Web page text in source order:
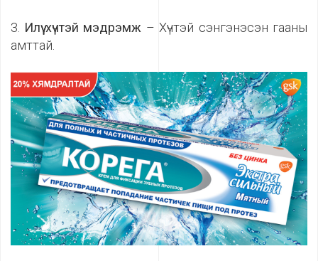
3. Илүү хүчтэй мэдрэмж – Хүчтэй сэнгэнэсэн гааны
амттай.